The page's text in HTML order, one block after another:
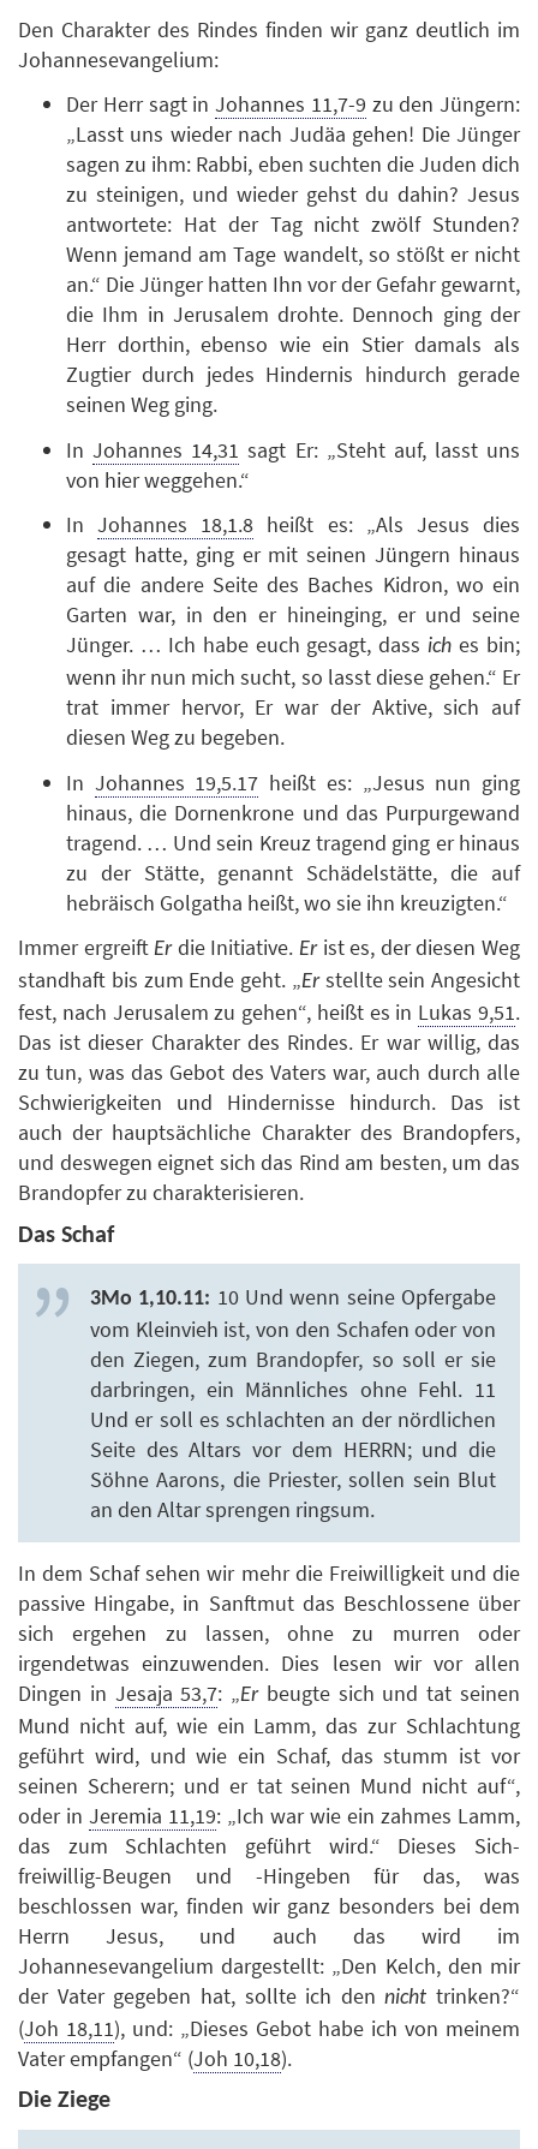
Den Charakter des Rindes finden wir ganz deutlich im
Johannesevangelium:
Der Herr sagt in Johannes 11,7-9 zu den Jüngern:
„Lasst uns wieder nach Judäa gehen! Die Jünger
sagen zu ihm: Rabbi, eben suchten die Juden dich
zu steinigen, und wieder gehst du dahin? Jesus
antwortete: Hat der Tag nicht zwölf Stunden?
Wenn jemand am Tage wandelt, so stößt er nicht
an.“ Die Jünger hatten Ihn vor der Gefahr gewarnt,
die Ihm in Jerusalem drohte. Dennoch ging der
Herr dorthin, ebenso wie ein Stier damals als
Zugtier durch jedes Hindernis hindurch gerade
seinen Weg ging.
InJohannes 14,31 sagt Er: „Steht auf, lasst uns
von hier weggehen.“
InJohannes 18,1.8 heißt es: „Als Jesus dies
gesagt hatte, ging er mit seinen Jüngern hinaus
auf die andere Seite des Baches Kidron, wo ein
Garten war, in den er hineinging, er und seine
Jünger. … Ich habe euch gesagt, dassich es bin;
wenn ihr nun mich sucht, so lasst diese gehen.“ Er
trat immer hervor, Er war der Aktive, sich auf
diesen Weg zu begeben.
In Johannes 19,5.17 heißt es: „Jesus nun ging
hinaus, die Dornenkrone und das Purpurgewand
tragend. … Und sein Kreuz tragend ging er hinaus
zu der Stätte, genannt Schädelstätte, die auf
hebräisch Golgatha heißt, wo sie ihn kreuzigten.“
Immer ergreiftErdie Initiative.Erist es, der diesen Weg
standhaft bis zum Ende geht. „Er stellte sein Angesicht
fest, nach Jerusalem zu gehen“, heißt es in Lukas 9,51.
Das ist dieser Charakter des Rindes. Er war willig, das
zu tun, was das Gebot des Vaters war, auch durch alle
Schwierigkeiten und Hindernisse hindurch. Das ist
auch der hauptsächliche Charakter des Brandopfers,
und deswegen eignet sich das Rind am besten, um das
Brandopfer zu charakterisieren.
Das Schaf
3Mo 1,10.11: 10 Und wenn seine Opfergabe
vom Kleinvieh ist, von den Schafen oder von
den Ziegen, zum Brandopfer, so soll er sie
darbringen, ein Männliches ohne Fehl. 11
Und er soll es schlachten an der nördlichen
Seite des Altars vor dem HERRN; und die
Söhne Aarons, die Priester, sollen sein Blut
an den Altar sprengen ringsum.
In dem Schaf sehen wir mehr die Freiwilligkeit und die
passive Hingabe, in Sanftmut das Beschlossene über
sich ergehen zu lassen, ohne zu murren oder
irgendetwas einzuwenden. Dies lesen wir vor allen
Dingen in Jesaja 53,7: „Erbeugte sich und tat seinen
Mund nicht auf, wie ein Lamm, das zur Schlachtung
geführt wird, und wie ein Schaf, das stumm ist vor
seinen Scherern; und er tat seinen Mund nicht auf“,
oder in Jeremia 11,19: „Ich war wie ein zahmes Lamm,
das zum Schlachten geführt wird.“ Dieses Sich-
freiwillig-Beugen und -Hingeben für das, was
beschlossen war, finden wir ganz besonders bei dem
Herrn Jesus, und auch das wird im
Johannesevangelium dargestellt: „Den Kelch, den mir
der Vater gegeben hat, sollte ich dennicht trinken?“
(Joh 18,11), und: „Dieses Gebot habe ich von meinem
Vater empfangen“ (Joh 10,18).
Die Ziege